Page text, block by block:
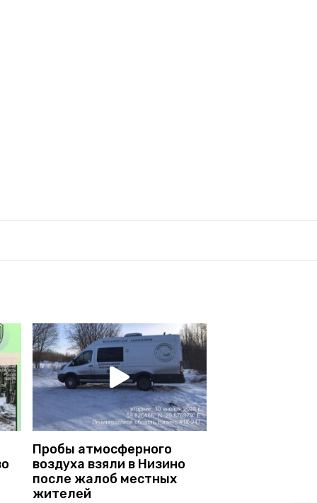
Пробы атмосферного
воздуха взяли в Низино
после жалоб местных
жителей